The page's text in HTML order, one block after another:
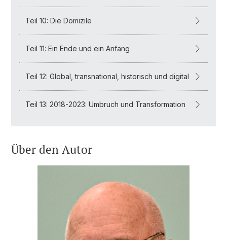
Teil 10: Die Domizile
Teil 11: Ein Ende und ein Anfang
Teil 12: Global, transnational, historisch und digital
Teil 13: 2018-2023: Umbruch und Transformation
Über den Autor